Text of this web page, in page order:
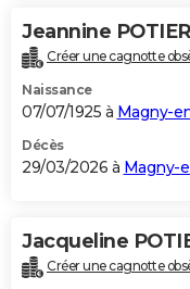
Jeannine POTIER
Créer une cagnotte
Naissance
07/07/1925 à Magny-
Décès
29/03/2026 à Magny-
Jacqueline
Créer une cagnotte